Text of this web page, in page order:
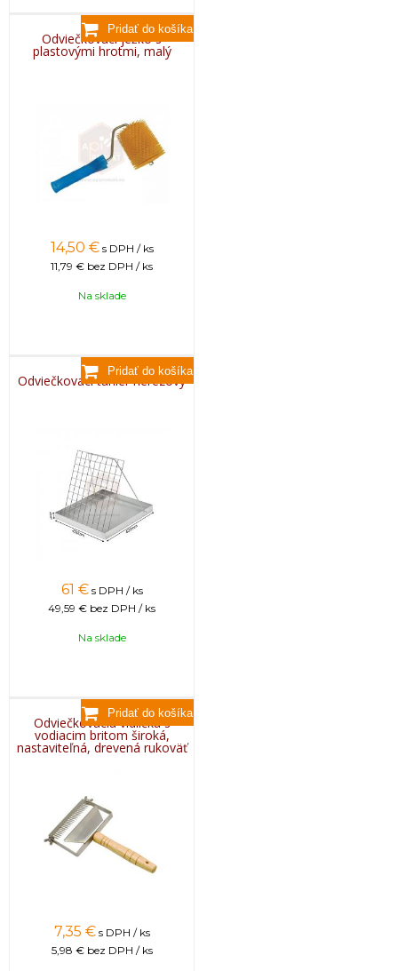
Odviečkovací ježko s
plastovými hrotmi, malý
14,50 € s DPH / ks
11,79 € bez DPH / ks
Na sklade
Odviečkovací tanier nerezový
61 € s DPH / ks
49,59 € bez DPH / ks
Na sklade
Odviečkovacia vidlička s
vodiacim britom široká,
nastaviteľná, drevená rukoväť
7,35 € s DPH / ks
5,98 € bez DPH / ks